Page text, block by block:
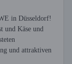
in Düsseldorf!
und Käse und
und attraktiven